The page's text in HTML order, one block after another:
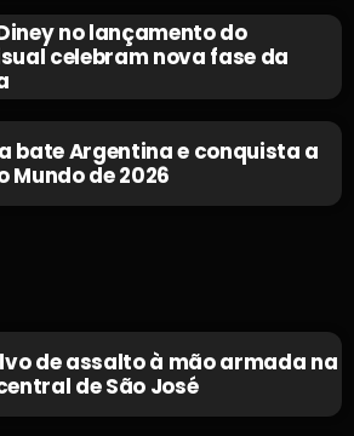
no lançamento do
celebram nova fase da
bate Argentina e conquista a
Mundo de 2026
de assalto à mão armada na
de São José